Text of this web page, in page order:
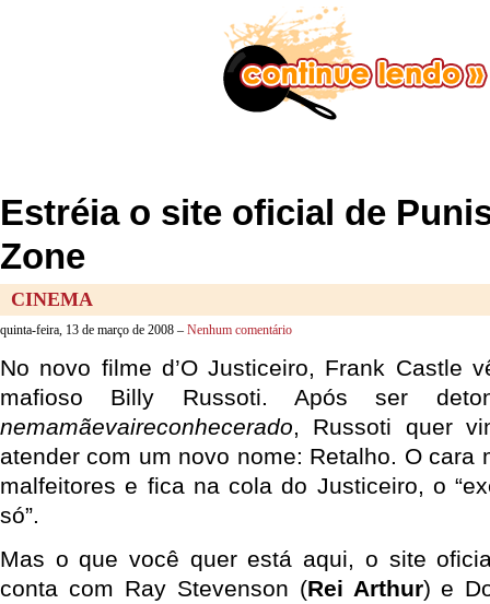
Estréia o site oficial de
Zone
CINEMA
quinta-feira, 13 de março de 2008 – Nenhum comentário
No novo filme d’O Justiceiro, Frank Castle
mafioso Billy Russoti. Após ser
nemamãevaireconhecerado, Russoti quer
atender com um novo nome: Retalho. O cara
malfeitores e fica na cola do Justiceiro, o
só”.
Mas o que você quer está aqui, o site
conta com Ray Stevenson (Rei Arthur) e